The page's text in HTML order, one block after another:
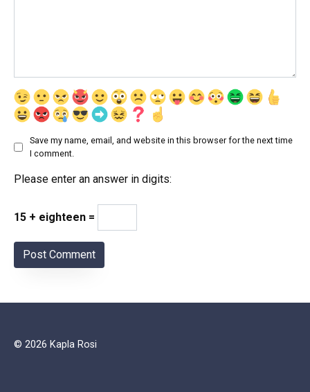
Save my name, email, and website in this browser for the next time
I comment.
Please enter an answer in digits:
15 + eighteen =
© 2026 Kapla Rosi